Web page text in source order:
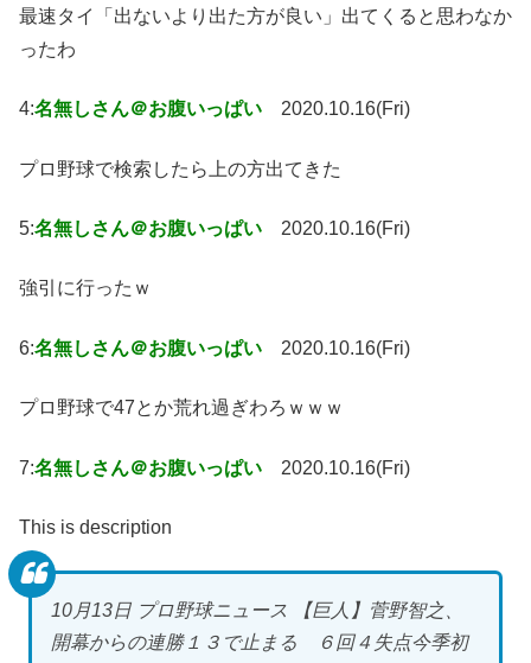
最速タイ「出ないより出た方が良い」出てくると思わなか
ったわ
4:名無しさん＠お腹いっぱい 2020.10.16(Fri)
プロ野球で検索したら上の方出てきた
5:名無しさん＠お腹いっぱい 2020.10.16(Fri)
強引に行ったｗ
6:名無しさん＠お腹いっぱい 2020.10.16(Fri)
プロ野球で47とか荒れ過ぎわろｗｗｗ
7:名無しさん＠お腹いっぱい 2020.10.16(Fri)
This is description
10月13日 プロ野球ニュース 【巨人】菅野智之、
開幕からの連勝１３で止まる ６回４失点今季初